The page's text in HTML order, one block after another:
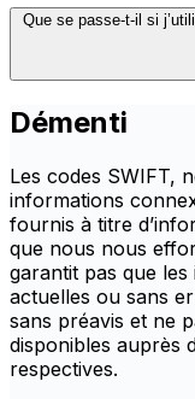
Que se passe-t-il si
Démenti
Les codes SWIFT,
informations
fournis à titre
que nous nous
garantit pas que
actuelles ou sans
sans préavis et ne
disponibles auprès
respectives.